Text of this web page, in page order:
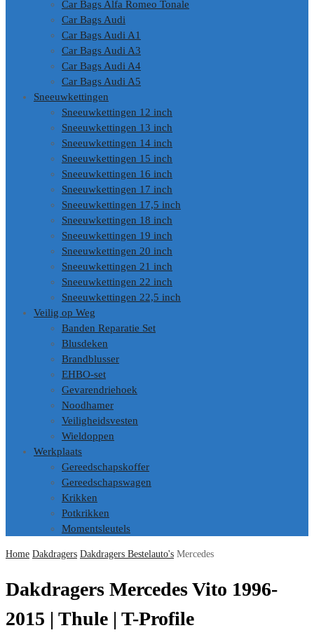
Car Bags Alfa Romeo Tonale
Car Bags Audi
Car Bags Audi A1
Car Bags Audi A3
Car Bags Audi A4
Car Bags Audi A5
Sneeuwkettingen
Sneeuwkettingen 12 inch
Sneeuwkettingen 13 inch
Sneeuwkettingen 14 inch
Sneeuwkettingen 15 inch
Sneeuwkettingen 16 inch
Sneeuwkettingen 17 inch
Sneeuwkettingen 17,5 inch
Sneeuwkettingen 18 inch
Sneeuwkettingen 19 inch
Sneeuwkettingen 20 inch
Sneeuwkettingen 21 inch
Sneeuwkettingen 22 inch
Sneeuwkettingen 22,5 inch
Veilig op Weg
Banden Reparatie Set
Blusdeken
Brandblusser
EHBO-set
Gevarendriehoek
Noodhamer
Veiligheidsvesten
Wieldoppen
Werkplaats
Gereedschapskoffer
Gereedschapswagen
Krikken
Potkrikken
Momentsleutels
Home Dakdragers Dakdragers Bestelauto's Mercedes
Dakdragers Mercedes Vito 1996-
2015 | Thule | T-Profile